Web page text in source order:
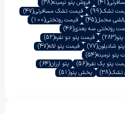
(41) فروش پتو نرمینه(38)
تشک(99) قیمت تشک مسافرتی(47)
مخمل(45) قیمت روتختی(100)
روتختی سه بعدی(46)
(283) قیمت پتو دو نفره(52)
شادیلون(77) قیمت پتو لاله(47)
پتو نرمینه(54)
پتو یک نفره(56) پتو ارزان(64)
تشک(38) پخش پتو(51)